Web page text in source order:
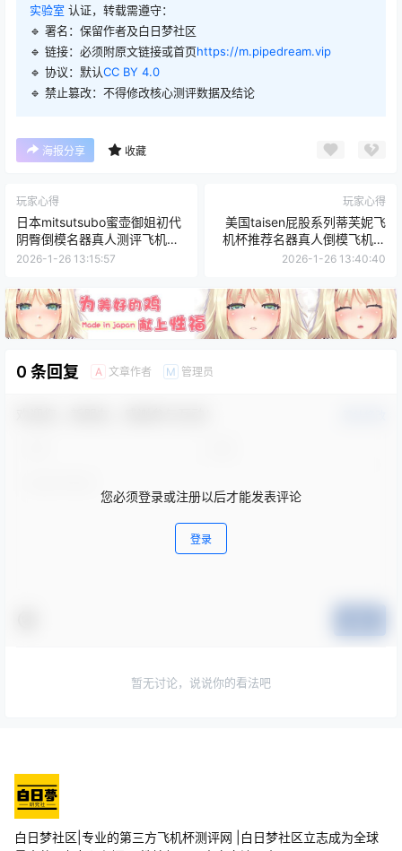
实验室 认证，转载需遵守：
🔹 署名：保留作者及白日梦社区
🔹 链接：必须附原文链接或首页https://m.pipedream.vip
🔹 协议：默认CC BY 4.0
🔹 禁止篡改：不得修改核心测评数据及结论
海报分享 收藏
玩家心得
日本mitsutsubo蜜壶御姐初代
阴臀倒模名器真人测评飞机杯
推荐
2026-1-26 13:15:57
玩家心得
美国taisen屁股系列蒂芙妮飞
机杯推荐名器真人倒模飞机杯
测评
2026-1-26 13:40:40
0 条回复 A 文章作者 M 管理员
您必须登录或注册以后才能发表评论
登录
暂无讨论，说说你的看法吧
白日梦社区|专业的第三方飞机杯测评网 |白日梦社区立志成为全球